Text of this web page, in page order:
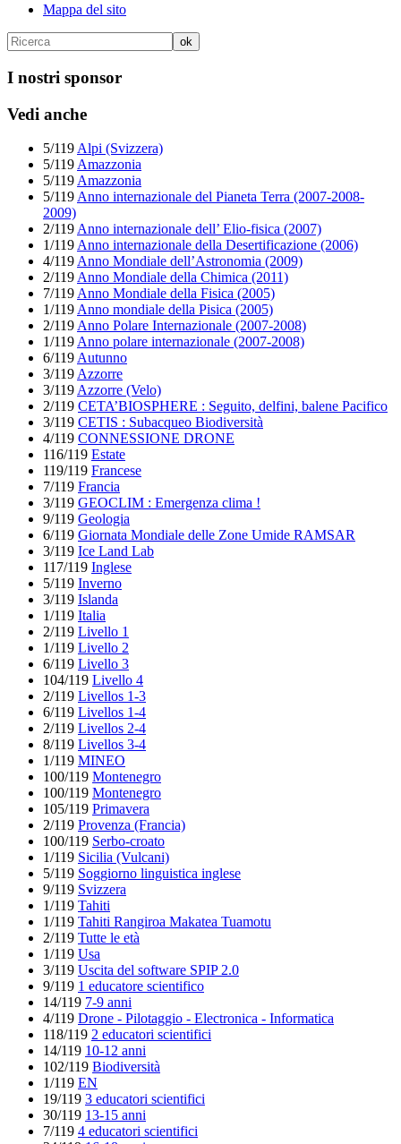
Mappa del sito
I nostri sponsor
Vedi anche
5/119 Alpi (Svizzera)
5/119 Amazzonia
5/119 Amazzonia
5/119 Anno internazionale del Pianeta Terra (2007-2008-
2009)
2/119 Anno internazionale dell’ Elio-fisica (2007)
1/119 Anno internazionale della Desertificazione (2006)
4/119 Anno Mondiale dell’Astronomia (2009)
2/119 Anno Mondiale della Chimica (2011)
7/119 Anno Mondiale della Fisica (2005)
1/119 Anno mondiale della Pisica (2005)
2/119 Anno Polare Internazionale (2007-2008)
1/119 Anno polare internazionale (2007-2008)
6/119 Autunno
3/119 Azzorre
3/119 Azzorre (Velo)
2/119 CETA’BIOSPHERE : Seguito, delfini, balene Pacifico
3/119 CETIS : Subacqueo Biodiversità
4/119 CONNESSIONE DRONE
116/119 Estate
119/119 Francese
7/119 Francia
3/119 GEOCLIM : Emergenza clima !
9/119 Geologia
6/119 Giornata Mondiale delle Zone Umide RAMSAR
3/119 Ice Land Lab
117/119 Inglese
5/119 Inverno
3/119 Islanda
1/119 Italia
2/119 Livello 1
1/119 Livello 2
6/119 Livello 3
104/119 Livello 4
2/119 Livellos 1-3
6/119 Livellos 1-4
2/119 Livellos 2-4
8/119 Livellos 3-4
1/119 MINEO
100/119 Montenegro
100/119 Montenegro
105/119 Primavera
2/119 Provenza (Francia)
100/119 Serbo-croato
1/119 Sicilia (Vulcani)
5/119 Soggiorno linguistica inglese
9/119 Svizzera
1/119 Tahiti
1/119 Tahiti Rangiroa Makatea Tuamotu
2/119 Tutte le età
1/119 Usa
3/119 Uscita del software SPIP 2.0
9/119 1 educatore scientifico
14/119 7-9 anni
4/119 Drone - Pilotaggio - Electronica - Informatica
118/119 2 educatori scientifici
14/119 10-12 anni
102/119 Biodiversità
1/119 EN
19/119 3 educatori scientifici
30/119 13-15 anni
7/119 4 educatori scientifici